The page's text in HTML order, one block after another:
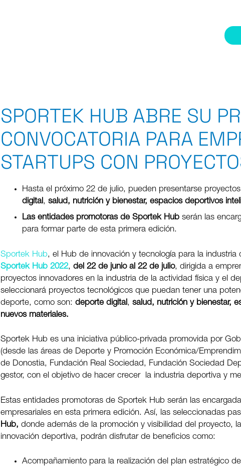
SPORTEK HUB ABRE SU
CONVOCATORIA PARA
STARTUPS CON
Hasta el próximo 22 de julio, pueden presentarse
digital, salud, nutrición y bienestar, espacios deportivos
Las entidades promotoras de Sportek Hubserán las
para formar parte de esta primera edición.
Sportek Hub, el Hub de innovación y tecnología para la industria
Sportek Hub 2022,del 22 de junio al 22 de julio, dirigida a
proyectos innovadores en la industria de la actividad física y el
seleccionará proyectos tecnológicos que puedan tener una
deporte, como son:deporte digital,salud, nutrición y bienestar,
nuevos materiales.
Sportek Hub es una iniciativa público-privada promovida por
(desde las áreas de Deporte y Promoción Económica/
de Donostia, Fundación Real Sociedad, Fundación Sociedad
gestor, con el objetivo de hacer crecer la industria deportiva y
Estas entidades promotoras de Sportek Hub serán las
empresariales en esta primera edición. Así, las seleccionadas
Hub,donde además de la promoción y visibilidad del proyecto,
innovación deportiva, podrán disfrutar de beneficios como:
Acompañamiento para la realización del plan estratégico